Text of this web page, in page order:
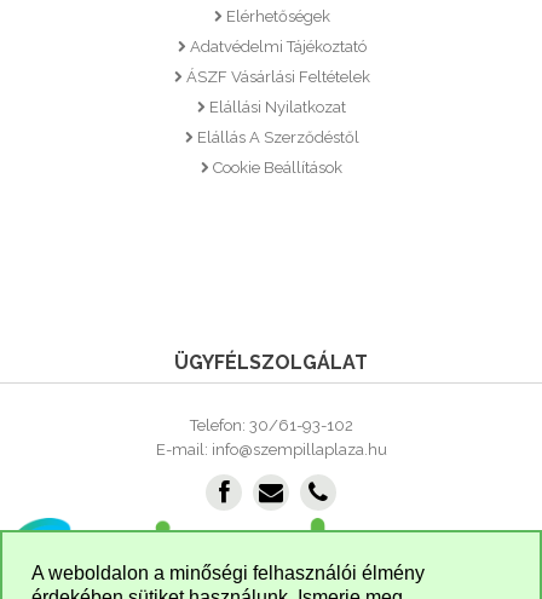
Elérhetőségek
Adatvédelmi Tájékoztató
ÁSZF Vásárlási Feltételek
Elállási Nyilatkozat
Elállás A Szerződéstől
Cookie Beállítások
ÜGYFÉLSZOLGÁLAT
Telefon: 30/61-93-102
E-mail: info@szempillaplaza.hu
A weboldalon a minőségi felhasználói élmény